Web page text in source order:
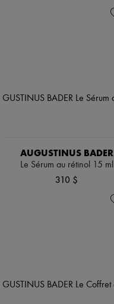
AUGUSTINUS BADER
Le Sérum au rétinol 15 ml
310 $